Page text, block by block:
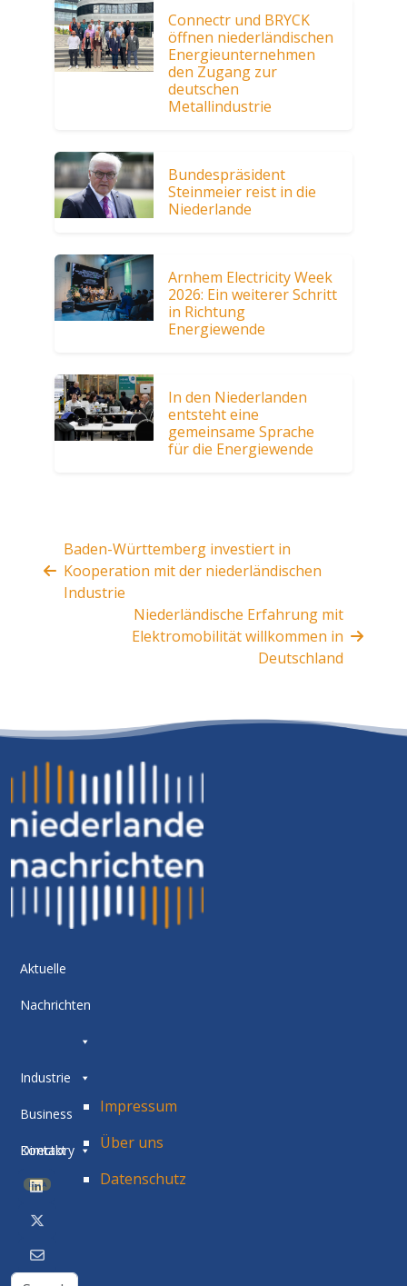
Connectr und BRYCK
öffnen niederländischen
Energieunternehmen
den Zugang zur
deutschen
Metallindustrie
Bundespräsident
Steinmeier reist in die
Niederlande
Arnhem Electricity Week
2026: Ein weiterer Schritt
in Richtung
Energiewende
In den Niederlanden
entsteht eine
gemeinsame Sprache
für die Energiewende
Baden-Württemberg investiert in
Kooperation mit der niederländischen
Industrie
Niederländische Erfahrung mit
Elektromobilität willkommen in
Deutschland
Aktuelle
Nachrichten
Industrie
Business
Directory
BETA
Kontakt
Impressum
Über uns
Datenschutz